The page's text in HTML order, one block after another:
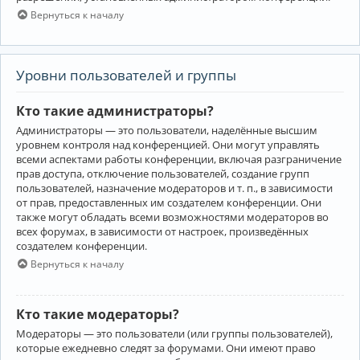
Вернуться к началу
Уровни пользователей и группы
Кто такие администраторы?
Администраторы — это пользователи, наделённые высшим
уровнем контроля над конференцией. Они могут управлять
всеми аспектами работы конференции, включая разграничение
прав доступа, отключение пользователей, создание групп
пользователей, назначение модераторов и т. п., в зависимости
от прав, предоставленных им создателем конференции. Они
также могут обладать всеми возможностями модераторов во
всех форумах, в зависимости от настроек, произведённых
создателем конференции.
Вернуться к началу
Кто такие модераторы?
Модераторы — это пользователи (или группы пользователей),
которые ежедневно следят за форумами. Они имеют право